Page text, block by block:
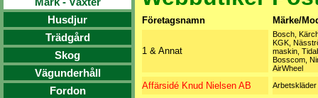
Husdjur
Trädgård
Skog
Vägunderhåll
Fordon
Företagsnamn Märke/
1 & Annat
Bosch,
KGK,
maskin,
Bosscom,
AirWheel
Affärsidé Knud Nielsen AB Arbetskläder